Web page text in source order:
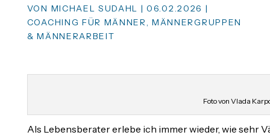
VON MICHAEL SUDAHL |06.02.2026 |
COACHING FÜR MÄNNER,MÄNNERGRUPPEN
& MÄNNERARBEIT
Foto von Vlada
Als Lebensberater erlebe ich immer wieder, wie sehr